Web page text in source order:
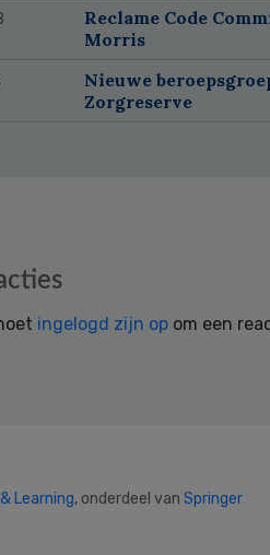
Reclame Code
Morris
Nieuwe
Zorgreserve
ingelogd zijn op om een
Learning, onderdeel van Springer